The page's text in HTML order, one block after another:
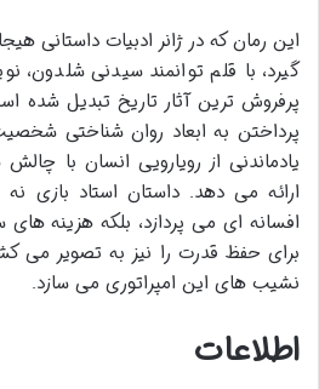
این رمان که در ژانر ادبیات داستانی
گیرد، با قلم توانمند سیدنی شلدون،
پرفروش ترین آثار تاریخ تبدیل شده
پرداختن به ابعاد روان شناختی
یادماندنی از رویارویی انسان با
ارائه می دهد. داستان استاد بازی
افسانه ای می پردازد، بلکه هزینه
برای حفظ قدرت را نیز به تصویر می
نشیب های این امپراتوری می سازد.
اطلاعات